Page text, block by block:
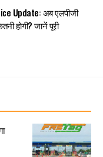
Update: अब एलपीजी
होगी? जानें पूरी